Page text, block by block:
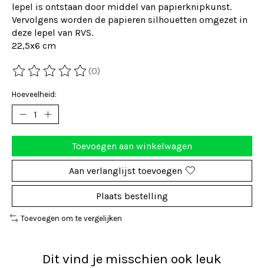
lepel is ontstaan door middel van papierknipkunst.
Vervolgens worden de papieren silhouetten omgezet in
deze lepel van RVS.
22,5x6 cm
De beoordeling van dit product is
(0)
Hoeveelheid:
Toevoegen aan winkelwagen
Aan verlanglijst toevoegen
Plaats bestelling
Toevoegen om te vergelijken
Dit vind je misschien ook leuk